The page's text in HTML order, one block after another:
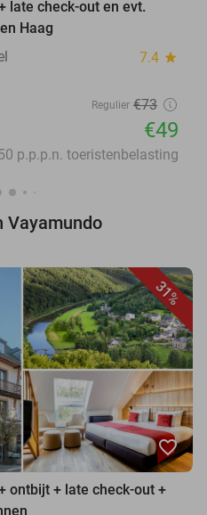
late check-out en evt.
Haag
7.4 star
Regulier €73
€49
p.p.p.n. toeristenbelasting
Vayamundo
31%
favorite_border
ontbijt + late check-out +